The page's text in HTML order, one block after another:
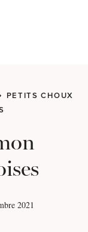
PETITS CHOUX
2021